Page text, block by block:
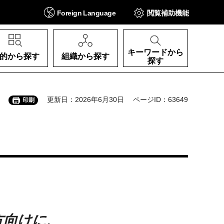
Foreign Language 閲覧補助機能
から探す 組織から探す
キーワードから
探す
印刷 更新日：2026年6月30日 ページID：63649
けに、